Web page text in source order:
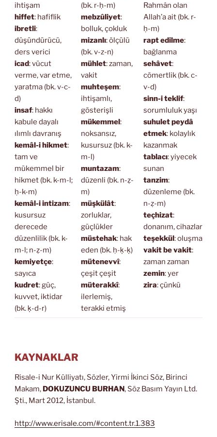
ihtişam
hiffet: hafiflik
ibretli:
düşündürücü,
ders verici
icad: vücut
verme, var etme,
yaratma (bk. v-c-
d)
insaf: hakkı
kabule dayalı
ılımlı davranış
kemâl-i hikmet:
tam ve
mükemmel bir
hikmet (bk. k-m-l;
ḥ-k-m)
kemâl-i intizam:
kusursuz
derecede
düzenlilik (bk. k-
m-l; n-ẓ-m)
kemiyetçe:
sayıca
kudret: güç,
kuvvet, iktidar
(bk. ḳ-d-r)
(bk. r-ḥ-m)
mebzûliyet:
bolluk, çokluk
mizanlı: ölçülü
(bk. v-z-n)
mühlet: zaman,
vakit
muhteşem:
ihtişamlı,
gösterişli
mükemmel:
noksansız,
kusursuz (bk. k-
m-l)
muntazam:
düzenli (bk. n-ẓ-
m)
müşkülât:
zorluklar,
güçlükler
müstehak: hak
eden (bk. ḥ-ḳ-ḳ)
mütenevvî:
çeşit çeşit
müterakkî:
ilerlemiş,
terakki etmiş
Rahmân olan
Allah’a ait (bk. r-
ḥ-m)
rapt edilme:
bağlanma
sehâvet:
cömertlik (bk. c-
v-d)
sinn-i teklif:
sorumluluk yaşı
suhulet peydâ
etmek: kolaylık
kazanmak
tablacı: yiyecek
sunan
tanzim:
düzenleme (bk.
n-ẓ-m)
teçhizat:
donanım, cihazlar
teşekkül: oluşma
vakit be vakit:
zaman zaman
zemin: yer
zira: çünkü
KAYNAKLAR
Risale-i Nur Külliyatı, Sözler, Yirmi İkinci Söz, Birinci
Makam, DOKUZUNCU BURHAN, Söz Basım Yayın Ltd.
Şti., Mart 2012, İstanbul.
http://www.erisale.com/#content.tr.1.383